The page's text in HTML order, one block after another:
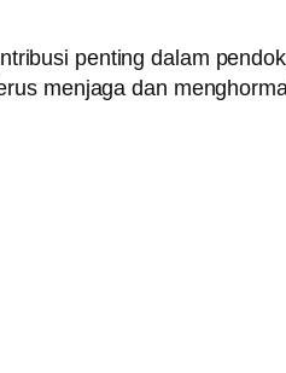
penting dalam
menjaga dan